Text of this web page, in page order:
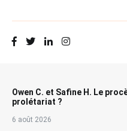
Owen C. et Safine H. Le
prolétariat ?
6 août 2026